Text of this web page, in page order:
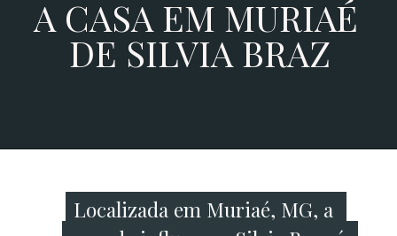
A CASA EM MURIAÉ
DE SILVIA BRAZ
Localizada em Muriaé, MG, a
Localizada em Muriaé, MG, a